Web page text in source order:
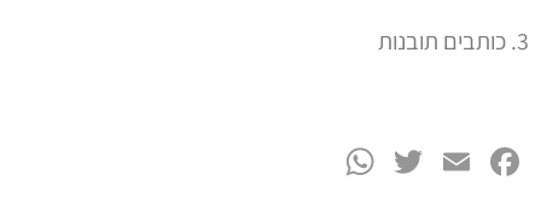
3. כותבים תובנות
Facebook
Email
Twitter